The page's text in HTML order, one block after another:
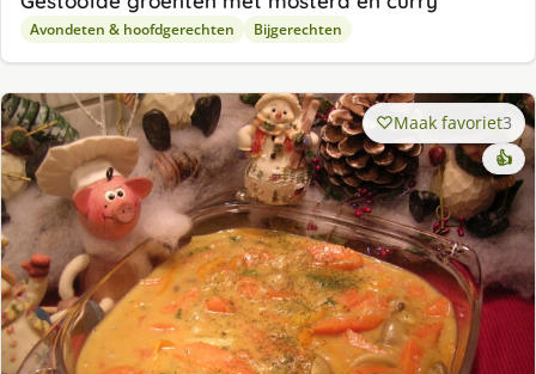
Avondeten & hoofdgerechten Bijgerechten
Maak favoriet3
👍